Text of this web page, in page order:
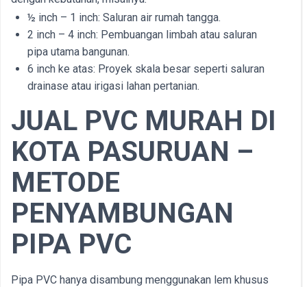
½ inch – 1 inch: Saluran air rumah tangga.
2 inch – 4 inch: Pembuangan limbah atau saluran
pipa utama bangunan.
6 inch ke atas: Proyek skala besar seperti saluran
drainase atau irigasi lahan pertanian.
JUAL PVC MURAH DI
KOTA PASURUAN –
METODE
PENYAMBUNGAN
PIPA PVC
Pipa PVC hanya disambung menggunakan lem khusus